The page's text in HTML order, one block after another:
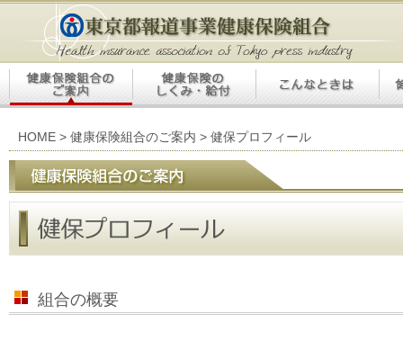
HOME > 健康保険組合のご案内 > 健保プロフィール
組合の概要